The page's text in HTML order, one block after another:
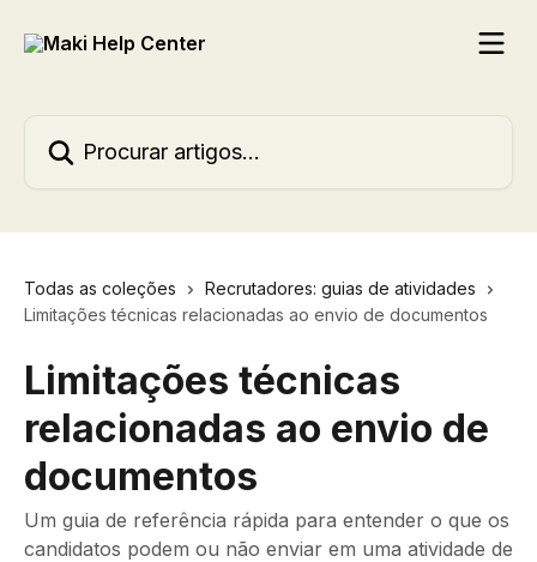
Todas as coleções
Recrutadores: guias de atividades
Limitações técnicas relacionadas ao envio de documentos
Limitações técnicas
relacionadas ao envio de
documentos
Um guia de referência rápida para entender o que os
candidatos podem ou não enviar em uma atividade de